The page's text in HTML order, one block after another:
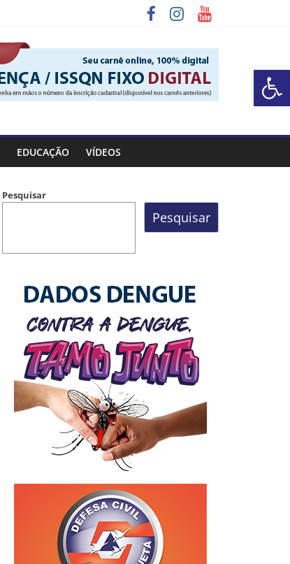
Barra de Ferramentas Aberta
EDUCAÇÃO VÍDEOS
Pesquisar
Pesquisar